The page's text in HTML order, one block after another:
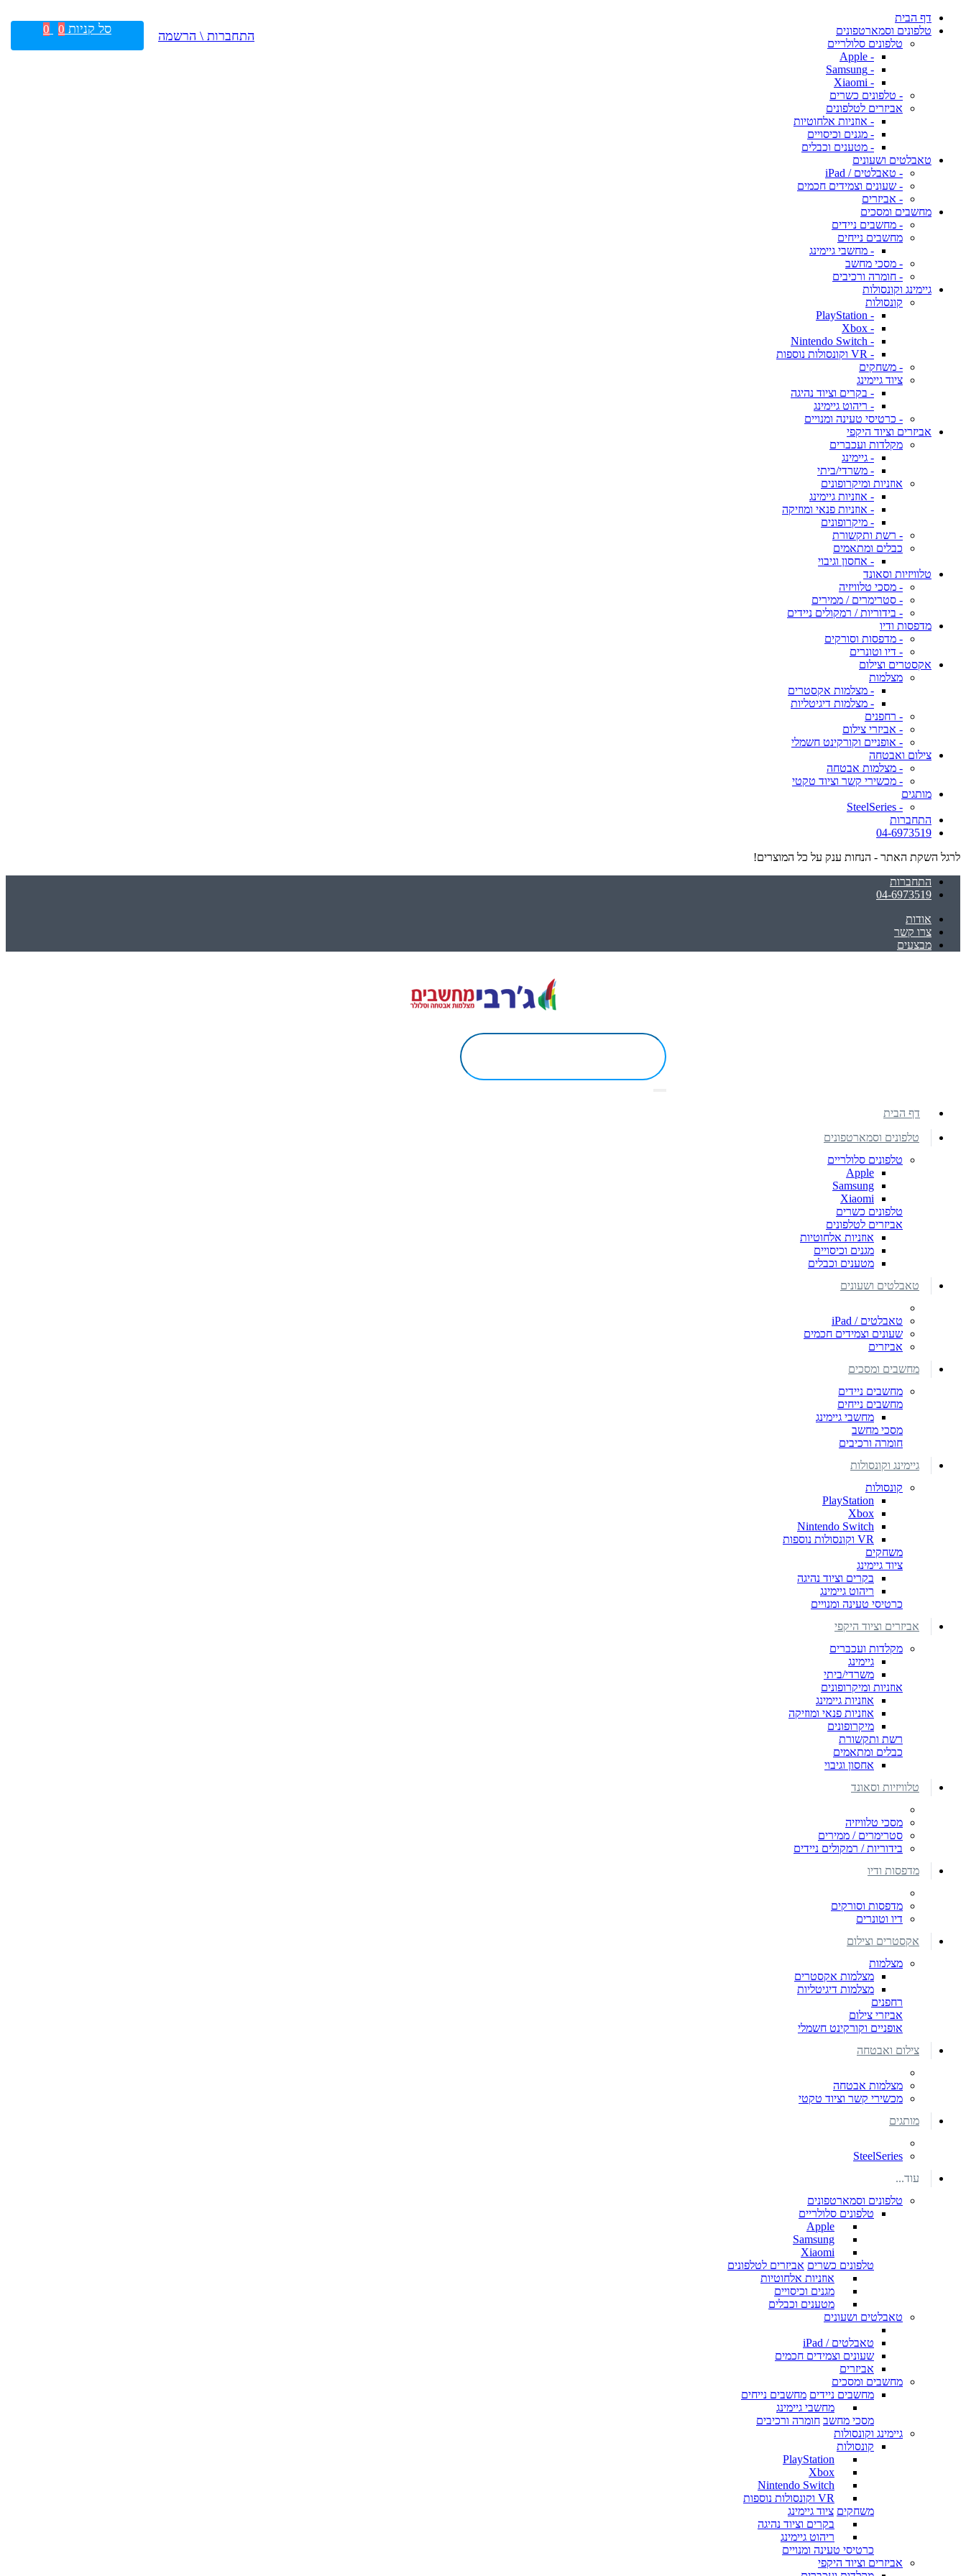
דף הבית
טלפונים וסמארטפונים
טלפונים סלולריים
- Apple
- Samsung
- Xiaomi
- טלפונים כשרים
אביזרים לטלפונים
- אוזניות אלחוטיות
- מגנים וכיסויים
- מטענים וכבלים
טאבלטים ושעונים
- טאבלטים / iPad
- שעונים וצמידים חכמים
- אביזרים
מחשבים ומסכים
- מחשבים ניידים
מחשבים נייחים
- מחשבי גיימינג
- מסכי מחשב
- חומרה ורכיבים
גיימינג וקונסולות
קונסולות
- PlayStation
- Xbox
- Nintendo Switch
- VR וקונסולות נוספות
- משחקים
ציוד גיימינג
- בקרים וציוד נהיגה
- ריהוט גיימינג
- כרטיסי טעינה ומנויים
אביזרים וציוד היקפי
מקלדות ועכברים
- גיימינג
- משרדי/ביתי
אוזניות ומיקרופונים
- אוזניות גיימינג
- אוזניות פנאי ומוזיקה
- מיקרופונים
- רשת ותקשורת
כבלים ומתאמים
- אחסון וגיבוי
טלוויזיות וסאונד
- מסכי טלוויזיה
- סטרימרים / ממירים
- בידוריות / רמקולים ניידים
מדפסות ודיו
- מדפסות וסורקים
- דיו וטונרים
אקסטרים וצילום
מצלמות
- מצלמות אקסטרים
- מצלמות דיגיטליות
- רחפנים
- אביזרי צילום
- אופניים וקורקינט חשמלי
צילום ואבטחה
- מצלמות אבטחה
- מכשירי קשר וציוד טקטי
מותגים
- SteelSeries
התחברות
04-6973519
לרגל השקת האתר - הנחות ענק על כל המוצרים!
התחברות
04-6973519
אודות
צרו קשר
מבצעים
התחברות \ הרשמה סל קניות 0
0
דף הבית
טלפונים וסמארטפונים
טלפונים סלולריים
Apple
Samsung
Xiaomi
טלפונים כשרים
אביזרים לטלפונים
אוזניות אלחוטיות
מגנים וכיסויים
מטענים וכבלים
טאבלטים ושעונים
טאבלטים / iPad
שעונים וצמידים חכמים
אביזרים
מחשבים ומסכים
מחשבים ניידים
מחשבים נייחים
מחשבי גיימינג
מסכי מחשב
חומרה ורכיבים
גיימינג וקונסולות
קונסולות
PlayStation
Xbox
Nintendo Switch
VR וקונסולות נוספות
משחקים
ציוד גיימינג
בקרים וציוד נהיגה
ריהוט גיימינג
כרטיסי טעינה ומנויים
אביזרים וציוד היקפי
מקלדות ועכברים
גיימינג
משרדי/ביתי
אוזניות ומיקרופונים
אוזניות גיימינג
אוזניות פנאי ומוזיקה
מיקרופונים
רשת ותקשורת
כבלים ומתאמים
אחסון וגיבוי
טלוויזיות וסאונד
מסכי טלוויזיה
סטרימרים / ממירים
בידוריות / רמקולים ניידים
מדפסות ודיו
מדפסות וסורקים
דיו וטונרים
אקסטרים וצילום
מצלמות
מצלמות אקסטרים
מצלמות דיגיטליות
רחפנים
אביזרי צילום
אופניים וקורקינט חשמלי
צילום ואבטחה
מצלמות אבטחה
מכשירי קשר וציוד טקטי
מותגים
SteelSeries
עוד...
טלפונים וסמארטפונים
טלפונים סלולריים
Apple
Samsung
Xiaomi
טלפונים כשרים אביזרים לטלפונים
אוזניות אלחוטיות
מגנים וכיסויים
מטענים וכבלים
טאבלטים ושעונים
טאבלטים / iPad
שעונים וצמידים חכמים
אביזרים
מחשבים ומסכים
מחשבים ניידים מחשבים נייחים
מחשבי גיימינג
מסכי מחשב חומרה ורכיבים
גיימינג וקונסולות
קונסולות
PlayStation
Xbox
Nintendo Switch
VR וקונסולות נוספות
משחקים ציוד גיימינג
בקרים וציוד נהיגה
ריהוט גיימינג
כרטיסי טעינה ומנויים
אביזרים וציוד היקפי